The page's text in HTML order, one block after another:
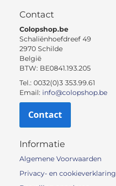
Contact
Colopshop.be
Schaliënhoefdreef 49
2970 Schilde
België
BTW: BE0841.193.205
Tel.: 0032(0)3 353.99.61
Email: info@colopshop.be
Contact
Informatie
Algemene Voorwaarden
Privacy- en cookieverklaring